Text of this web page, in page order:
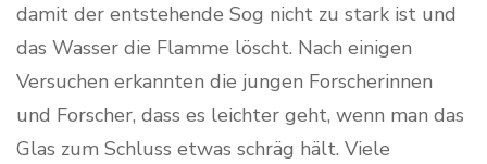
damit der entstehende Sog nicht zu stark ist und
das Wasser die Flamme löscht. Nach einigen
Versuchen erkannten die jungen Forscherinnen
und Forscher, dass es leichter geht, wenn man das
Glas zum Schluss etwas schräg hält. Viele